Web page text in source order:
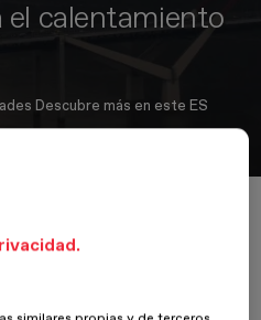
calentamiento
Descubre más en este ES